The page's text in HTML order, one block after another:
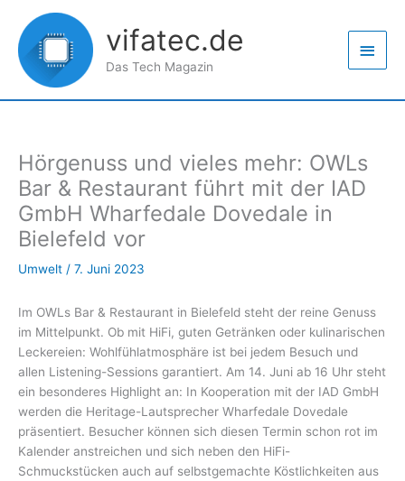
Inhalt
springen
vifatec.de
Das Tech Magazin
Hörgenuss und vieles mehr: OWLs
Bar & Restaurant führt mit der IAD
GmbH Wharfedale Dovedale in
Bielefeld vor
Umwelt / 7. Juni 2023
Im OWLs Bar & Restaurant in Bielefeld steht der reine Genuss
im Mittelpunkt. Ob mit HiFi, guten Getränken oder kulinarischen
Leckereien: Wohlfühlatmosphäre ist bei jedem Besuch und
allen Listening-Sessions garantiert. Am 14. Juni ab 16 Uhr steht
ein besonderes Highlight an: In Kooperation mit der IAD GmbH
werden die Heritage-Lautsprecher Wharfedale Dovedale
präsentiert. Besucher können sich diesen Termin schon rot im
Kalender anstreichen und sich neben den HiFi-
Schmuckstücken auch auf selbstgemachte Köstlichkeiten aus